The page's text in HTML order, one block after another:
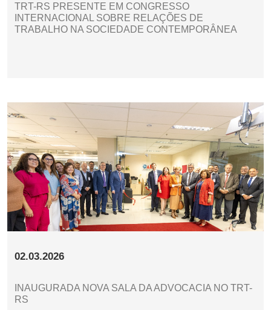
TRT-RS PRESENTE EM CONGRESSO
INTERNACIONAL SOBRE RELAÇÕES DE
TRABALHO NA SOCIEDADE CONTEMPORÂNEA
02.03.2026
INAUGURADA NOVA SALA DA ADVOCACIA NO TRT-
RS